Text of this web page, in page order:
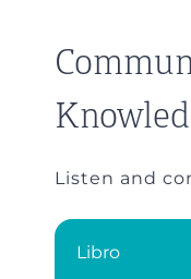
Listen and
Libro